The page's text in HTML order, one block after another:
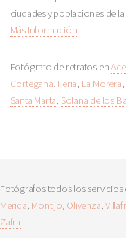
ciudades y poblaciones de
Más Información
Fotógrafo de retratos en
Cortegana, Feria, La Morera,
Santa Marta, Solana de los
Fotógrafos todos los servicios
Merida, Montijo, Olivenza,
Zafra